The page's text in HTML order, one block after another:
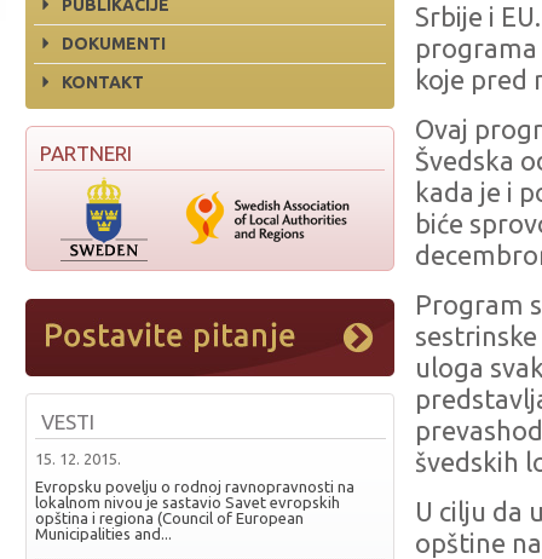
PUBLIKACIJE
DOKUMENTI
KONTAKT
PARTNERI
VESTI
15. 12. 2015.
Evropsku povelju o rodnoj ravnopravnosti na
lokalnom nivou je sastavio Savet evropskih
opština i regiona (Council of European
Municipalities and...
Srbije i
programa
koje pred
Ovaj
Švedska
kada je i
biće
Program
sestrinske
uloga
švedskih
U cilju da
opštine